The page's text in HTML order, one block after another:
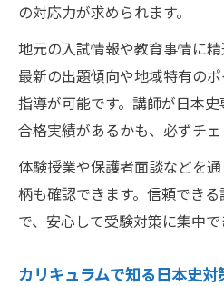
の対応力が求められます。
地元の入試情報や教育事情に精
最新の出題傾向や地域特有の
指導が可能です。講師が日本
合格実績があるかも、必ずチェ
体験授業や保護者面談などを
柄も確認できます。信頼でき
で、安心して受験対策に集中で
カリキュラムで知る日本史対